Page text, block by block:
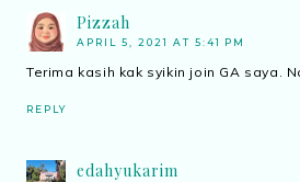
Pizzah
APRIL 5, 2021 AT 5:41 PM
Terima kasih kak syikin join GA saya.
REPLY
edahyukarim